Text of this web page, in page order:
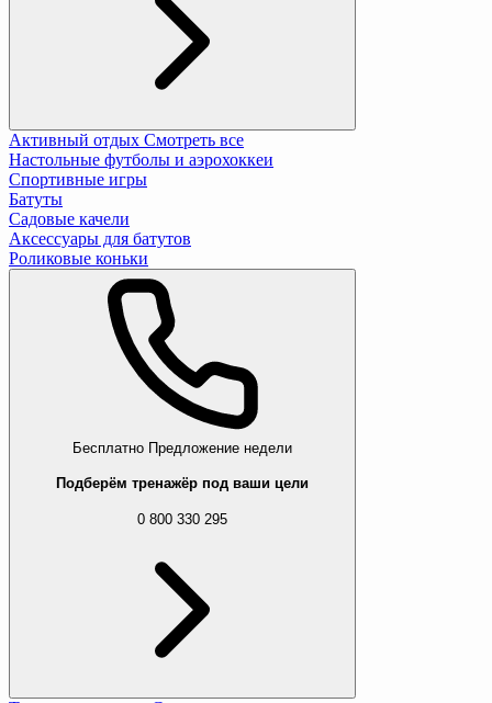
Активный отдых Смотреть все
Настольные футболы и аэрохоккеи
Спортивные игры
Батуты
Садовые качели
Аксессуары для батутов
Роликовые коньки
Бесплатно Предложение недели
Подберём тренажёр под ваши цели
0 800 330 295